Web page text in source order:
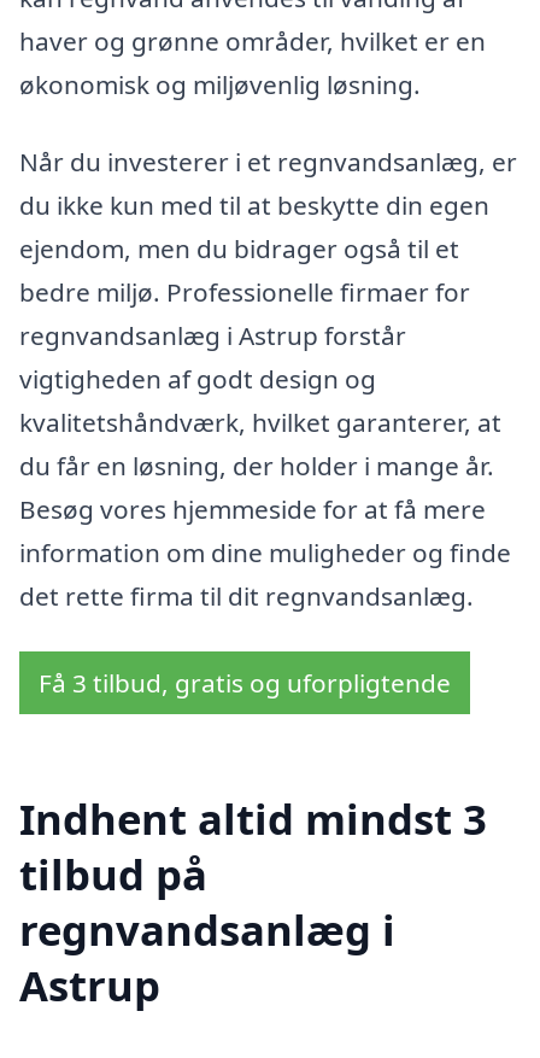
haver og grønne områder, hvilket er en
økonomisk og miljøvenlig løsning.
Når du investerer i et regnvandsanlæg, er
du ikke kun med til at beskytte din egen
ejendom, men du bidrager også til et
bedre miljø. Professionelle firmaer for
regnvandsanlæg i Astrup forstår
vigtigheden af godt design og
kvalitetshåndværk, hvilket garanterer, at
du får en løsning, der holder i mange år.
Besøg vores hjemmeside for at få mere
information om dine muligheder og finde
det rette firma til dit regnvandsanlæg.
Få 3 tilbud, gratis og uforpligtende
Indhent altid mindst 3
tilbud på
regnvandsanlæg i
Astrup